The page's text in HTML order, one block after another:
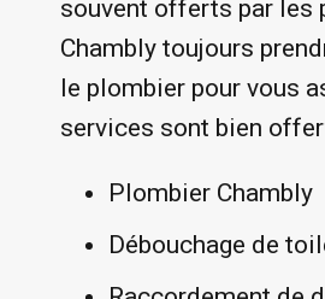
souvent offerts par les
Chambly toujours
le plombier pour vous
services sont bien
Plombier Chambly
Débouchage de